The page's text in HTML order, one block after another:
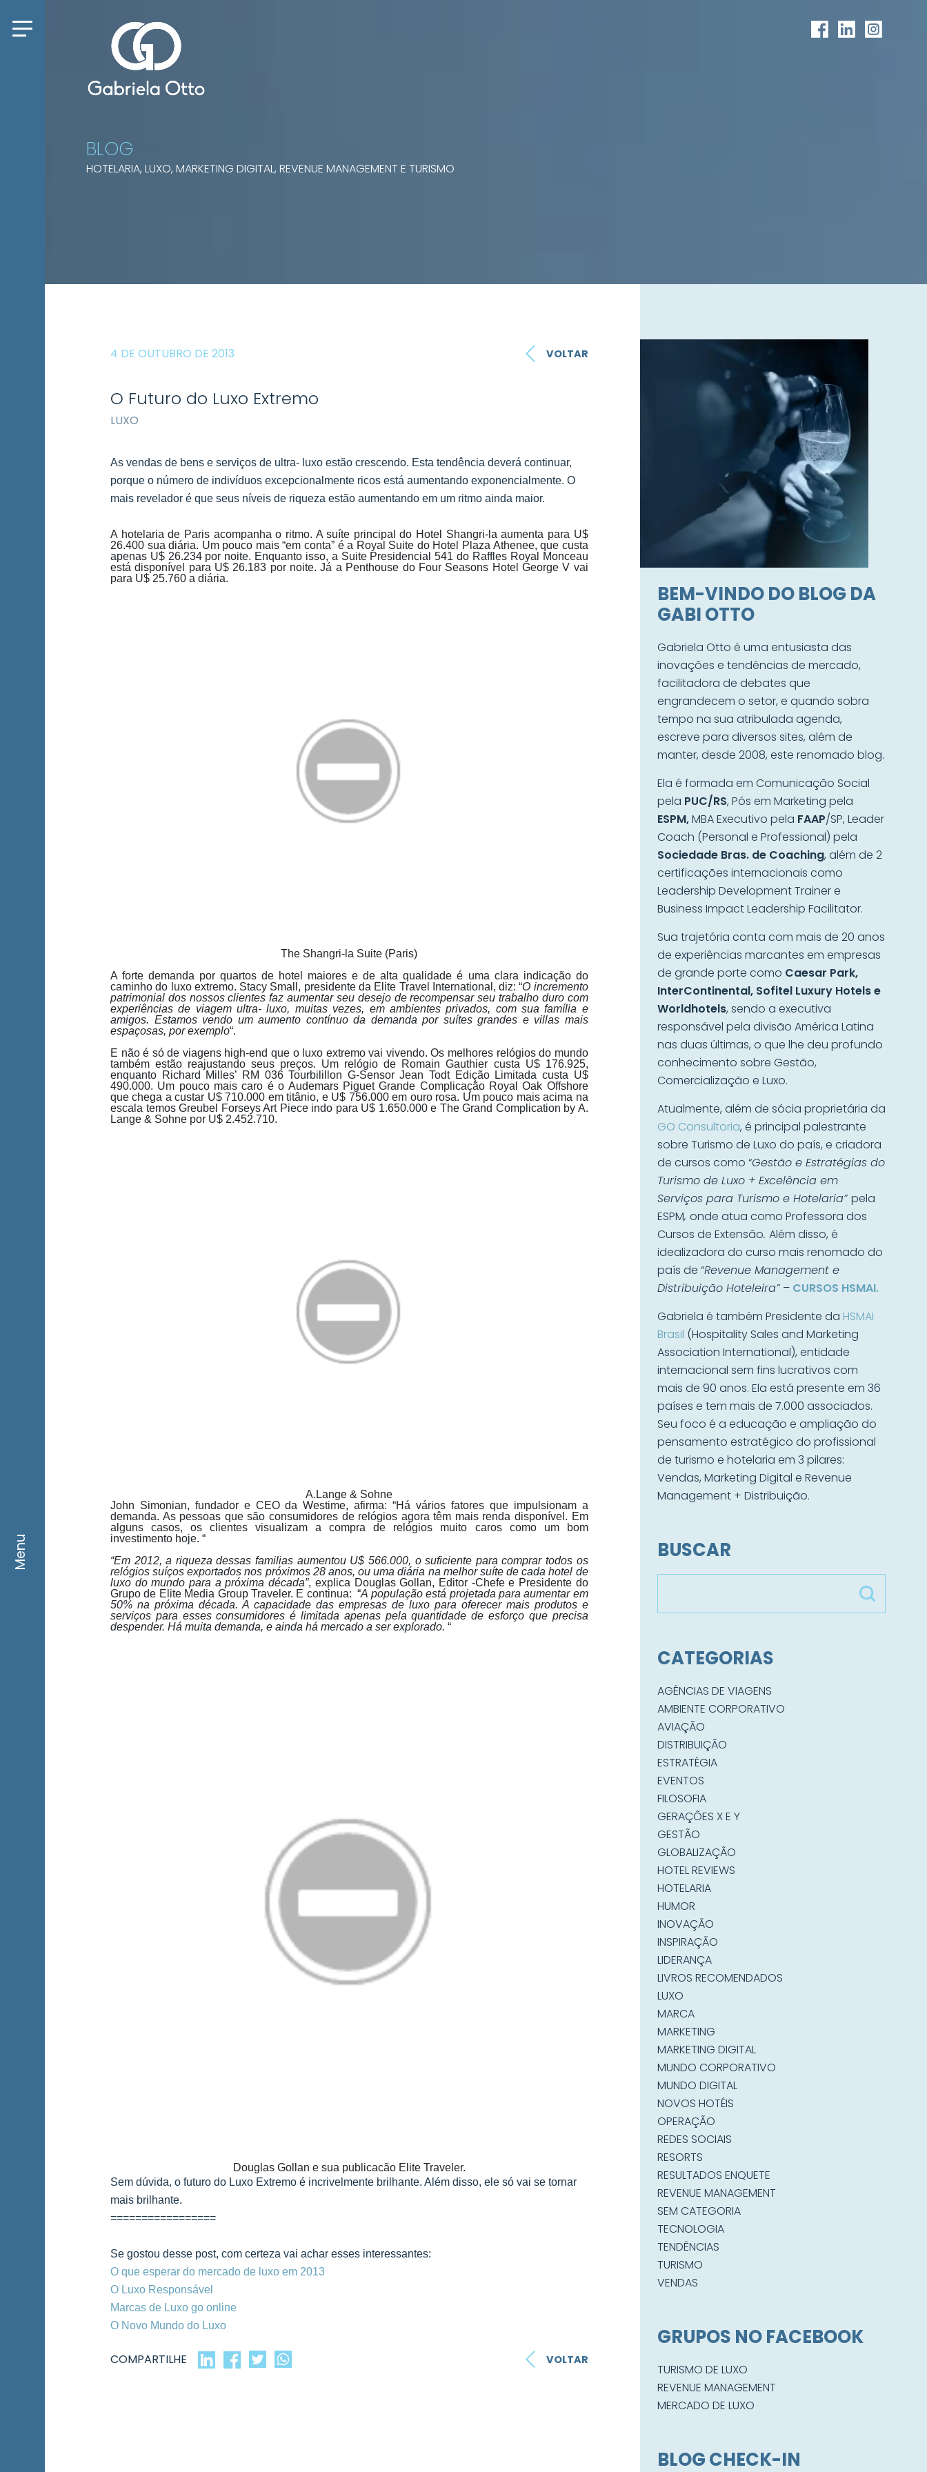
Menu
BLOG
HOTELARIA, LUXO, MARKETING DIGITAL, REVENUE MANAGEMENT E TURISMO
4 DE OUTUBRO DE 2013 VOLTAR
O Futuro do Luxo Extremo
LUXO
As vendas de bens e serviços de ultra- luxo estão crescendo. Esta tendência deverá continuar,
porque o número de indivíduos excepcionalmente ricos está aumentando exponencialmente. O
mais revelador é que seus níveis de riqueza estão aumentando em um ritmo ainda maior.
A hotelaria de Paris acompanha o ritmo. A suíte principal do Hotel Shangri-la aumenta para U$
26.400 sua diária. Um pouco mais “em conta” é a Royal Suite do Hotel Plaza Athenee, que custa
apenas U$ 26.234 por noite. Enquanto isso, a Suite Presidencial 541 do Raffles Royal Monceau
está disponível para U$ 26.183 por noite. Já a Penthouse do Four Seasons Hotel George V vai
para U$ 25.760 a diária.
The Shangri-la Suite (Paris)
A forte demanda por quartos de hotel maiores e de alta qualidade é uma clara indicação do
caminho do luxo extremo. Stacy Small, presidente da Elite Travel International, diz: “O incremento
patrimonial dos nossos clientes faz aumentar seu desejo de recompensar seu trabalho duro com
experiências de viagem ultra- luxo, muitas vezes, em ambientes privados, com sua família e
amigos. Estamos vendo um aumento contínuo da demanda por suítes grandes e villas mais
espaçosas, por exemplo“.
E não é só de viagens high-end que o luxo extremo vai vivendo. Os melhores relógios do mundo
também estão reajustando seus preços. Um relógio de Romain Gauthier custa U$ 176.925,
enquanto Richard Milles’ RM 036 Tourbilillon G-Sensor Jean Todt Edição Limitada custa U$
490.000. Um pouco mais caro é o Audemars Piguet Grande Complicação Royal Oak Offshore
que chega a custar U$ 710.000 em titânio, e U$ 756.000 em ouro rosa. Um pouco mais acima na
escala temos Greubel Forseys Art Piece indo para U$ 1.650.000 e The Grand Complication by A.
Lange & Sohne por U$ 2.452.710.
A.Lange & Sohne
John Simonian, fundador e CEO da Westime, afirma: “Há vários fatores que impulsionam a
demanda. As pessoas que são consumidores de relógios agora têm mais renda disponível. Em
alguns casos, os clientes visualizam a compra de relógios muito caros como um bom
investimento hoje. “
“Em 2012, a riqueza dessas familias aumentou U$ 566.000, o suficiente para comprar todos os
relógios suíços exportados nos próximos 28 anos, ou uma diária na melhor suíte de cada hotel de
luxo do mundo para a próxima década”, explica Douglas Gollan, Editor -Chefe e Presidente do
Grupo de Elite Media Group Traveler. E continua: “A população está projetada para aumentar em
50% na próxima década. A capacidade das empresas de luxo para oferecer mais produtos e
serviços para esses consumidores é limitada apenas pela quantidade de esforço que precisa
despender. Há muita demanda, e ainda há mercado a ser explorado. “
Douglas Gollan e sua publicacão Elite Traveler.
Sem dúvida, o futuro do Luxo Extremo é incrivelmente brilhante. Além disso, ele só vai se tornar
mais brilhante.
=================
Se gostou desse post, com certeza vai achar esses interessantes:
O que esperar do mercado de luxo em 2013
O Luxo Responsável
Marcas de Luxo go online
O Novo Mundo do Luxo
COMPARTILHE VOLTAR
BEM-VINDO DO BLOG DA
GABI OTTO
Gabriela Otto é uma entusiasta das
inovações e tendências de mercado,
facilitadora de debates que
engrandecem o setor, e quando sobra
tempo na sua atribulada agenda,
escreve para diversos sites, além de
manter, desde 2008, este renomado blog.
Ela é formada em Comunicação Social
pela PUC/RS, Pós em Marketing pela
ESPM,MBA Executivo pela FAAP/SP, Leader
Coach (Personal e Professional) pela
Sociedade Bras. de Coaching, além de 2
certificações internacionais como
Leadership Development Trainer e
Business Impact Leadership Facilitator.
Sua trajetória conta com mais de 20 anos
de experiências marcantes em empresas
de grande porte como Caesar Park,
InterContinental, Sofitel Luxury Hotels e
Worldhotels, sendo a executiva
responsável pela divisão América Latina
nas duas últimas, o que lhe deu profundo
conhecimento sobre Gestão,
Comercialização e Luxo.
Atualmente, além de sócia proprietária da
GO Consultoria, é principal palestrante
sobre Turismo de Luxo do país, e criadora
de cursos como “Gestão e Estratégias do
Turismo de Luxo + Excelência em
Serviços para Turismo e Hotelaria”pela
ESPM, onde atua como Professora dos
Cursos de Extensão. Além disso, é
idealizadora do curso mais renomado do
país de “Revenue Management e
Distribuição Hoteleira”– CURSOS HSMAI.
Gabriela é também Presidente da HSMAI
Brasil (Hospitality Sales and Marketing
Association International), entidade
internacional sem fins lucrativos com
mais de 90 anos. Ela está presente em 36
países e tem mais de 7.000 associados.
Seu foco é a educação e ampliação do
pensamento estratégico do profissional
de turismo e hotelaria em 3 pilares:
Vendas, Marketing Digital e Revenue
Management + Distribuição.
BUSCAR
CATEGORIAS
AGÊNCIAS DE VIAGENS
AMBIENTE CORPORATIVO
AVIAÇÃO
DISTRIBUIÇÃO
ESTRATÉGIA
EVENTOS
FILOSOFIA
GERAÇÕES X E Y
GESTÃO
GLOBALIZAÇÃO
HOTEL REVIEWS
HOTELARIA
HUMOR
INOVAÇÃO
INSPIRAÇÃO
LIDERANÇA
LIVROS RECOMENDADOS
LUXO
MARCA
MARKETING
MARKETING DIGITAL
MUNDO CORPORATIVO
MUNDO DIGITAL
NOVOS HOTÉIS
OPERAÇÃO
REDES SOCIAIS
RESORTS
RESULTADOS ENQUETE
REVENUE MANAGEMENT
SEM CATEGORIA
TECNOLOGIA
TENDÊNCIAS
TURISMO
VENDAS
GRUPOS NO FACEBOOK
TURISMO DE LUXO
REVENUE MANAGEMENT
MERCADO DE LUXO
BLOG CHECK-IN